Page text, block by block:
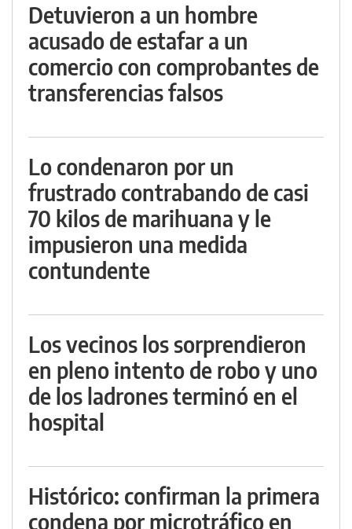
Detuvieron a un hombre
acusado de estafar a un
comercio con comprobantes de
transferencias falsos
Lo condenaron por un
frustrado contrabando de casi
70 kilos de marihuana y le
impusieron una medida
contundente
Los vecinos los sorprendieron
en pleno intento de robo y uno
de los ladrones terminó en el
hospital
Histórico: confirman la primera
condena por microtráfico en